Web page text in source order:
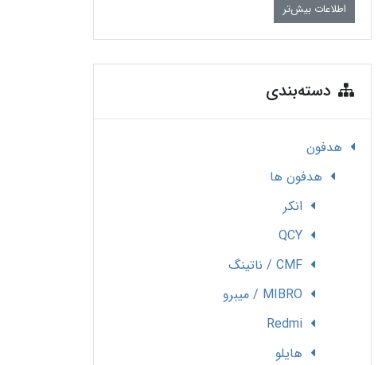
اطلاعات بیش‌تر
دسته‌بندی
هدفون
هدفون ها
انکر
QCY
CMF / ناتینگ
MIBRO / میبرو
Redmi
هایلو